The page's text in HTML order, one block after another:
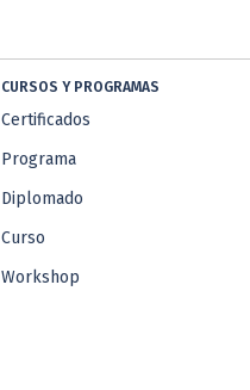
CURSOS Y PROGRAMAS
Certificados
Programa
Diplomado
Curso
Workshop